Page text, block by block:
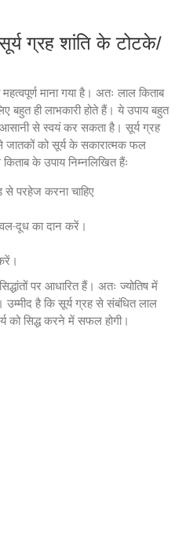
ग्रह शांति के टोटके/
माना गया है। अतः लाल किताब
बहुत ही लाभकारी होते हैं। ये उपाय बहुत
से स्वयं कर सकता है। सूर्य ग्रह
को सूर्य के सकारात्मक फल
के उपाय निम्नलिखित हैंः
से परहेज करना चाहिए
दूध का दान करें।
पर आधारित हैं। अतः ज्योतिष में
उम्मीद है कि सूर्य ग्रह से संबंधित लाल
को सिद्ध करने में सफल होगी।